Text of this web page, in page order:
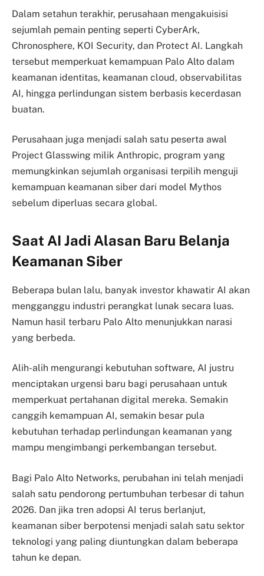
Dalam setahun terakhir, perusahaan mengakuisisi
sejumlah pemain penting seperti CyberArk,
Chronosphere, KOI Security, dan Protect AI. Langkah
tersebut memperkuat kemampuan Palo Alto dalam
keamanan identitas, keamanan cloud, observabilitas
AI, hingga perlindungan sistem berbasis kecerdasan
buatan.
Perusahaan juga menjadi salah satu peserta awal
Project Glasswing milik Anthropic, program yang
memungkinkan sejumlah organisasi terpilih menguji
kemampuan keamanan siber dari model Mythos
sebelum diperluas secara global.
Saat AI Jadi Alasan Baru Belanja
Keamanan Siber
Beberapa bulan lalu, banyak investor khawatir AI akan
mengganggu industri perangkat lunak secara luas.
Namun hasil terbaru Palo Alto menunjukkan narasi
yang berbeda.
Alih-alih mengurangi kebutuhan software, AI justru
menciptakan urgensi baru bagi perusahaan untuk
memperkuat pertahanan digital mereka. Semakin
canggih kemampuan AI, semakin besar pula
kebutuhan terhadap perlindungan keamanan yang
mampu mengimbangi perkembangan tersebut.
Bagi Palo Alto Networks, perubahan ini telah menjadi
salah satu pendorong pertumbuhan terbesar di tahun
2026. Dan jika tren adopsi AI terus berlanjut,
keamanan siber berpotensi menjadi salah satu sektor
teknologi yang paling diuntungkan dalam beberapa
tahun ke depan.